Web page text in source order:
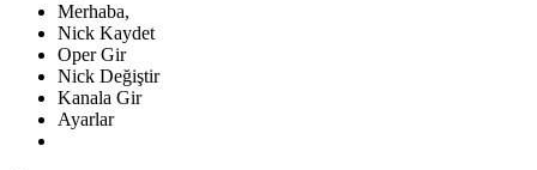
Merhaba,
Nick Kaydet
Oper Gir
Nick Değiştir
Kanala Gir
Ayarlar